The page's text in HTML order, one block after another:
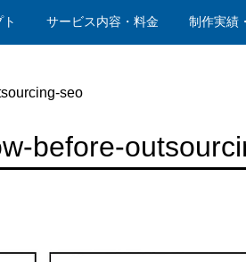
サービス内容・料金 制作実績
seo
before-